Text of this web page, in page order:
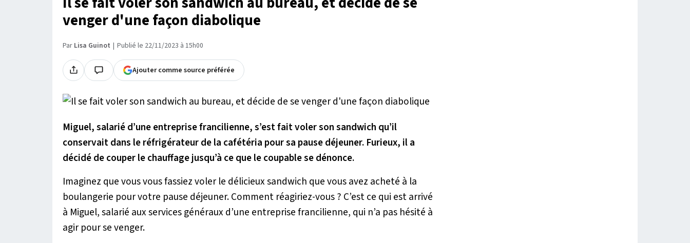
venger d'une façon diabolique
Par Lisa Guinot Publié le 22/11/2023 à 15h00
Ajouter comme source préférée
Miguel, salarié d’une entreprise francilienne, s’est fait voler son sandwich qu’il
conservait dans le réfrigérateur de la cafétéria pour sa pause déjeuner. Furieux, il a
décidé de couper le chauffage jusqu’à ce que le coupable se dénonce.
Imaginez que vous vous fassiez voler le délicieux sandwich que vous avez acheté à la
boulangerie pour votre pause déjeuner. Comment réagiriez-vous ? C’est ce qui est arrivé
à Miguel, salarié aux services généraux d’une entreprise francilienne, qui n’a pas hésité à
agir pour se venger.